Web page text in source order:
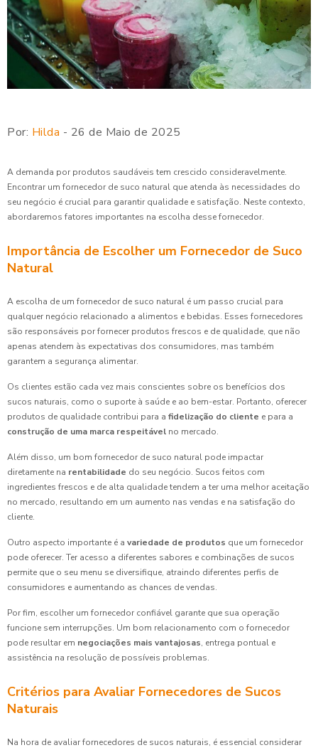
Por: Hilda - 26 de Maio de 2025
A demanda por produtos saudáveis tem crescido consideravelmente.
Encontrar um fornecedor de suco natural que atenda às necessidades do
seu negócio é crucial para garantir qualidade e satisfação. Neste contexto,
abordaremos fatores importantes na escolha desse fornecedor.
Importância de Escolher um Fornecedor de Suco
Natural
A escolha de um fornecedor de suco natural é um passo crucial para
qualquer negócio relacionado a alimentos e bebidas. Esses fornecedores
são responsáveis por fornecer produtos frescos e de qualidade, que não
apenas atendem às expectativas dos consumidores, mas também
garantem a segurança alimentar.
Os clientes estão cada vez mais conscientes sobre os benefícios dos
sucos naturais, como o suporte à saúde e ao bem-estar. Portanto, oferecer
produtos de qualidade contribui para a fidelização do cliente e para a
construção de uma marca respeitável no mercado.
Além disso, um bom fornecedor de suco natural pode impactar
diretamente na rentabilidade do seu negócio. Sucos feitos com
ingredientes frescos e de alta qualidade tendem a ter uma melhor aceitação
no mercado, resultando em um aumento nas vendas e na satisfação do
cliente.
Outro aspecto importante é a variedade de produtos que um fornecedor
pode oferecer. Ter acesso a diferentes sabores e combinações de sucos
permite que o seu menu se diversifique, atraindo diferentes perfis de
consumidores e aumentando as chances de vendas.
Por fim, escolher um fornecedor confiável garante que sua operação
funcione sem interrupções. Um bom relacionamento com o fornecedor
pode resultar em negociações mais vantajosas, entrega pontual e
assistência na resolução de possíveis problemas.
Critérios para Avaliar Fornecedores de Sucos
Naturais
Na hora de avaliar fornecedores de sucos naturais, é essencial considerar